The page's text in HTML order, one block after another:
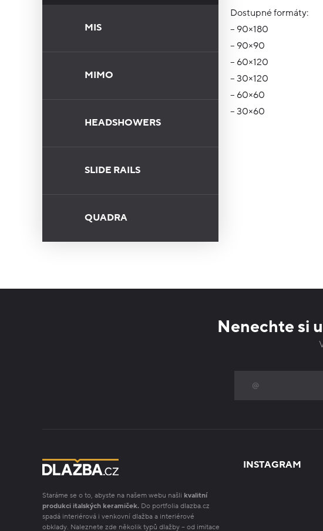
MIS
MIMO
HEADSHOWERS
SLIDE RAILS
QUADRA
Dostupné formáty:
– 90×180
– 90×90
– 60×120
– 30×120
– 60×60
– 30×60
Nenechte si
Staráme se o to, abyste na našem webu našli kvalitní
produkci italských keramiček. Do portfolia dlazba.cz
spadá interiérová i venkovní dlažba a interiérové
obklady. Naleznete zde několik typů dlažby – od imitace
INSTAGRAM